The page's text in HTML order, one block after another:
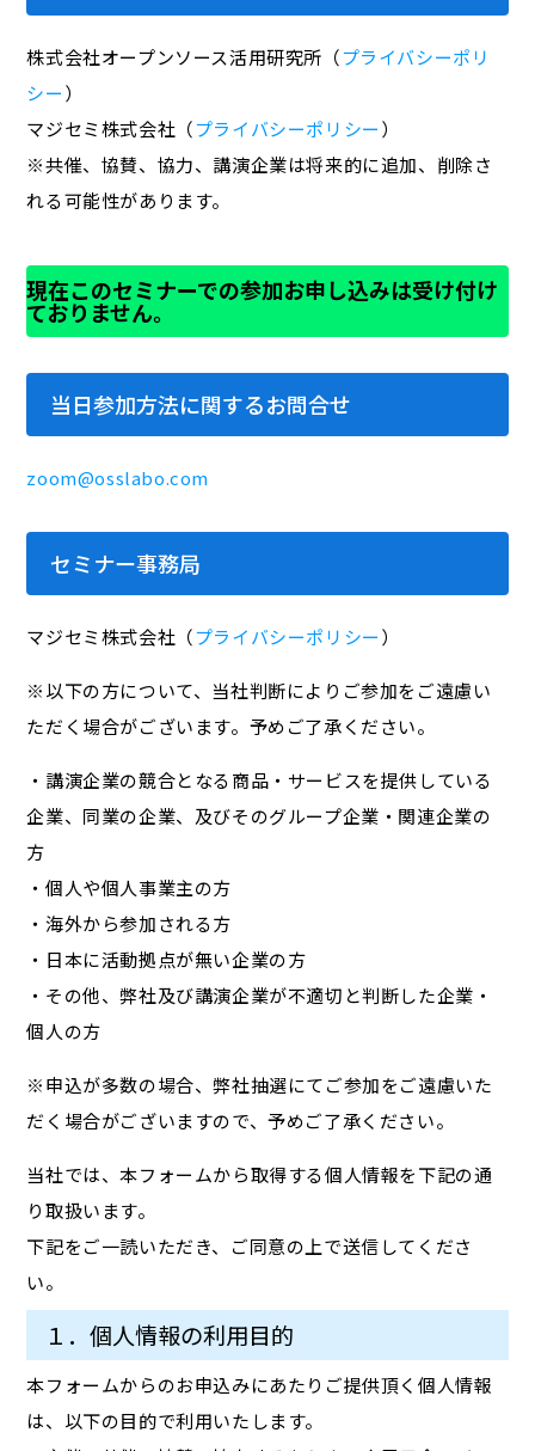
株式会社オープンソース活用研究所（プライバシーポリ
シー）
マジセミ株式会社（プライバシーポリシー）
※共催、協賛、協力、講演企業は将来的に追加、削除さ
れる可能性があります。
現在このセミナーでの参加お申し込みは受け付け
ておりません。
当日参加方法に関するお問合せ
zoom@osslabo.com
セミナー事務局
マジセミ株式会社（プライバシーポリシー）
※以下の方について、当社判断によりご参加をご遠慮い
ただく場合がございます。予めご了承ください。
・講演企業の競合となる商品・サービスを提供している
企業、同業の企業、及びそのグループ企業・関連企業の
方
・個人や個人事業主の方
・海外から参加される方
・日本に活動拠点が無い企業の方
・その他、弊社及び講演企業が不適切と判断した企業・
個人の方
※申込が多数の場合、弊社抽選にてご参加をご遠慮いた
だく場合がございますので、予めご了承ください。
当社では、本フォームから取得する個人情報を下記の通
り取扱います。
下記をご一読いただき、ご同意の上で送信してくださ
い。
１．個人情報の利用目的
本フォームからのお申込みにあたりご提供頂く個人情報
は、以下の目的で利用いたします。